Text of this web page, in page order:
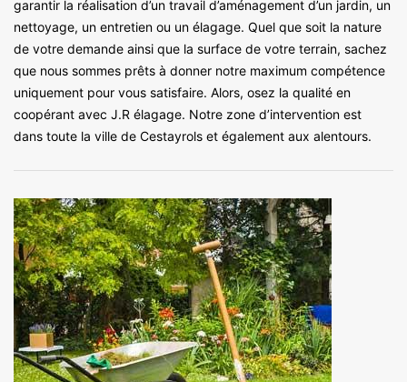
garantir la réalisation d’un travail d’aménagement d’un jardin, un
nettoyage, un entretien ou un élagage. Quel que soit la nature
de votre demande ainsi que la surface de votre terrain, sachez
que nous sommes prêts à donner notre maximum compétence
uniquement pour vous satisfaire. Alors, osez la qualité en
coopérant avec J.R élagage. Notre zone d’intervention est
dans toute la ville de Cestayrols et également aux alentours.